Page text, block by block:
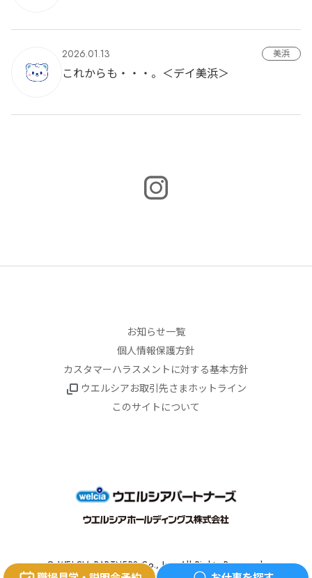
2026.01.13 美浜
これからも・・・。＜デイ美浜＞
お知らせ一覧
個人情報保護方針
カスタマーハラスメントに対する基本方針
ウエルシアお取引先さまホットライン
このサイトについて
© WELCIA PARTNERS Co., Inc. All Rights Reserved.